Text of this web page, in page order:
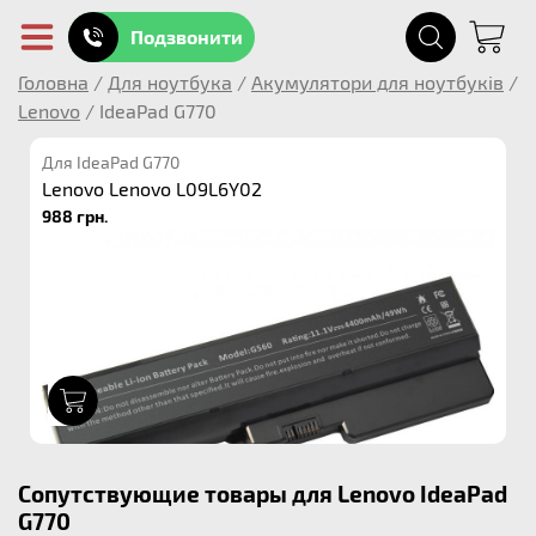
Подзвонити
Головна / Для ноутбука / Акумулятори для ноутбуків /
Lenovo / IdeaPad G770
Для IdeaPad G770
Lenovo Lenovo L09L6Y02
988 грн.
Сопутствующие товары для Lenovo IdeaPad
G770